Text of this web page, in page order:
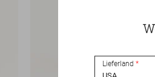
Lieferland